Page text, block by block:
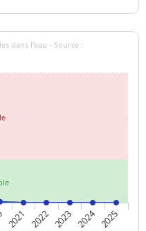
dans l'eau - Source :
2021 2022 2023 2024 2025